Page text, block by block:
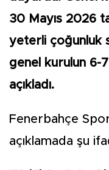
30 Mayıs 2026
yeterli çoğunluk
genel kurulun 6-7
açıkladı.
Fenerbahçe
açıklamada şu